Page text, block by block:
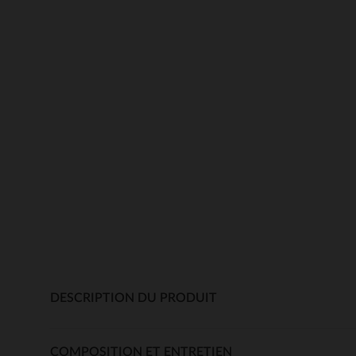
DESCRIPTION DU PRODUIT
COMPOSITION ET ENTRETIEN